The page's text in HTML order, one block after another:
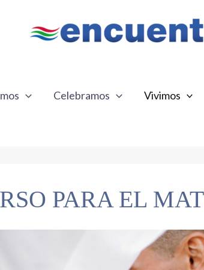
Celebramos Vivimos
PARA EL